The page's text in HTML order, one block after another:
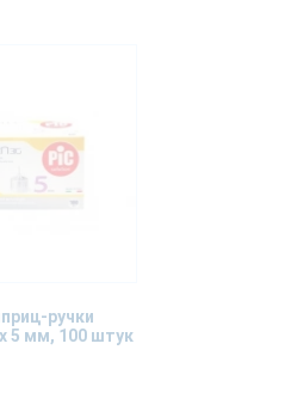
ручки
x 5 мм, 100 штук